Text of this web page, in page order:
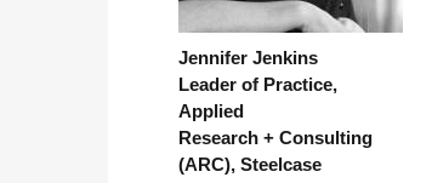
Jennifer Jenkins
Leader of Practice,
Applied
Research + Consulting
(ARC), Steelcase